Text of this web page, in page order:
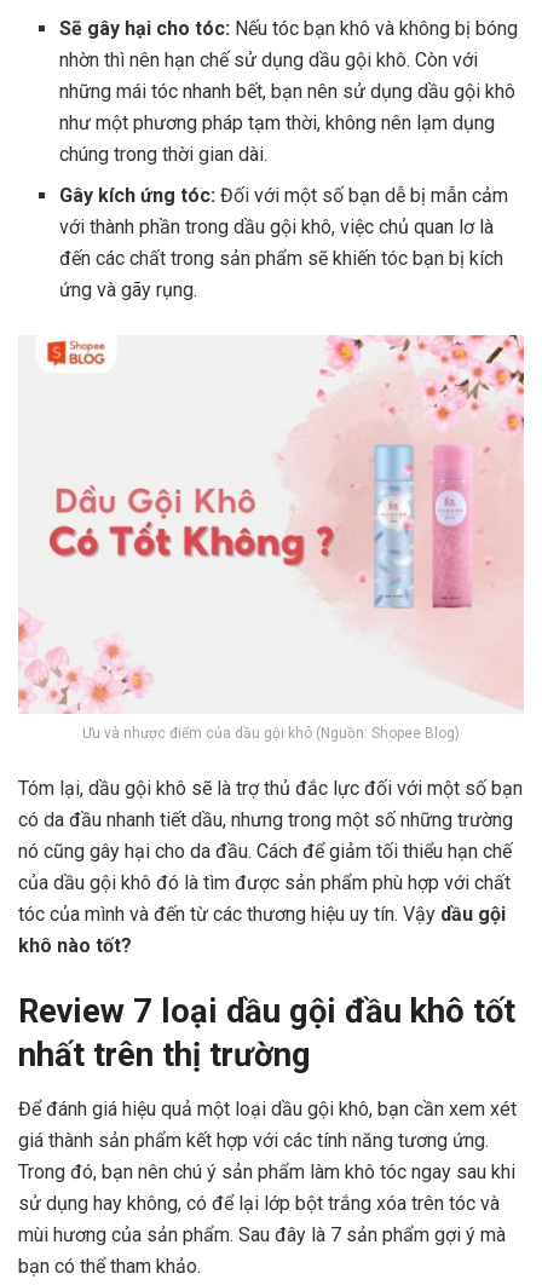
Sẽ gây hại cho tóc: Nếu tóc bạn khô và không bị bóng
nhờn thì nên hạn chế sử dụng dầu gội khô. Còn với
những mái tóc nhanh bết, bạn nên sử dụng dầu gội khô
như một phương pháp tạm thời, không nên lạm dụng
chúng trong thời gian dài.
Gây kích ứng tóc:Đối với một số bạn dễ bị mẫn cảm
với thành phần trong dầu gội khô, việc chủ quan lơ là
đến các chất trong sản phẩm sẽ khiến tóc bạn bị kích
ứng và gãy rụng.
Ưu và nhược điểm của dầu gội khô (Nguồn: Shopee Blog)
Tóm lại, dầu gội khô sẽ là trợ thủ đắc lực đối với một số bạn
có da đầu nhanh tiết dầu, nhưng trong một số những trường
nó cũng gây hại cho da đầu. Cách để giảm tối thiểu hạn chế
của dầu gội khô đó là tìm được sản phẩm phù hợp với chất
tóc của mình và đến từ các thương hiệu uy tín. Vậy dầu gội
khô nào tốt?
Review 7 loại dầu gội đầu khô tốt
nhất trên thị trường
Để đánh giá hiệu quả một loại dầu gội khô, bạn cần xem xét
giá thành sản phẩm kết hợp với các tính năng tương ứng.
Trong đó, bạn nên chú ý sản phẩm làm khô tóc ngay sau khi
sử dụng hay không, có để lại lớp bột trắng xóa trên tóc và
mùi hương của sản phẩm. Sau đây là 7 sản phẩm gợi ý mà
bạn có thể tham khảo.